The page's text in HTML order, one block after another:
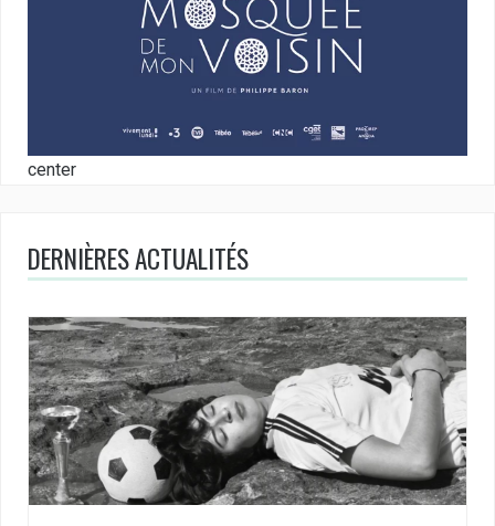
center
DERNIÈRES ACTUALITÉS